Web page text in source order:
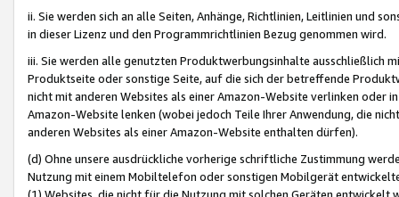
ii. Sie werden sich an alle Seiten, Anhänge, Richtlinien, Leitlinien und
in dieser Lizenz und den Programmrichtlinien Bezug genommen wird.
iii. Sie werden alle genutzten Produktwerbungsinhalte ausschließlich
Produktseite oder sonstige Seite, auf die sich der betreffende
nicht mit anderen Websites als einer Amazon-Website verlinken oder
Amazon-Website lenken (wobei jedoch Teile Ihrer Anwendung, die
anderen Websites als einer Amazon-Website enthalten dürfen).
(d) Ohne unsere ausdrückliche vorherige schriftliche Zustimmung
Nutzung mit einem Mobiltelefon oder sonstigen Mobilgerät
(1) Websites, die nicht für die Nutzung mit solchen Geräten